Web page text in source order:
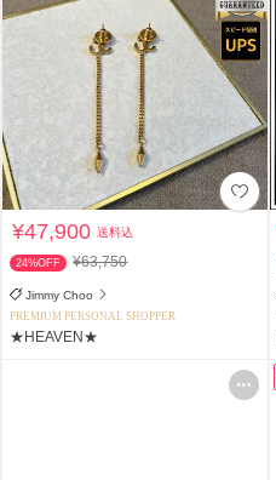
¥47,900送料込
24%OFF ¥63,750
Jimmy Choo
PREMIUM PERSONAL SHOPPER
★HEAVEN★